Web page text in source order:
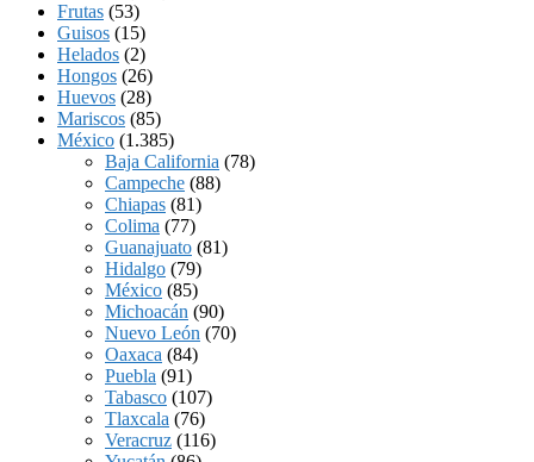
Frutas (53)
Guisos (15)
Helados (2)
Hongos (26)
Huevos (28)
Mariscos (85)
México (1.385)
Baja California (78)
Campeche (88)
Chiapas (81)
Colima (77)
Guanajuato (81)
Hidalgo (79)
México (85)
Michoacán (90)
Nuevo León (70)
Oaxaca (84)
Puebla (91)
Tabasco (107)
Tlaxcala (76)
Veracruz (116)